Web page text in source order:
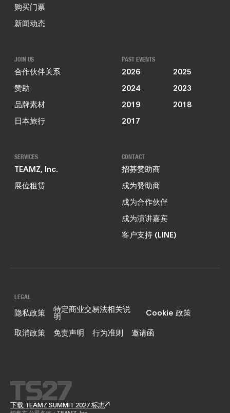
购买门票
新闻动态
JOIN US
合作伙伴关系
赞助
品牌素材
日本旅行
PAST EVENTS
2026
2025
2024
2023
2019
2018
2017
SERVICES
TEAMZ, Inc.
展位租赁
CONTACT
招募赞助商
成为赞助商
成为合作伙伴
成为演讲嘉宾
客户支持 (LINE)
LEGAL
隐私政策 特定商业交易法相关说
明
Cookie 政策
取消政策
免责声明 行为准则 邀请函
下载 TEAMZ SUMMIT 2027 标志